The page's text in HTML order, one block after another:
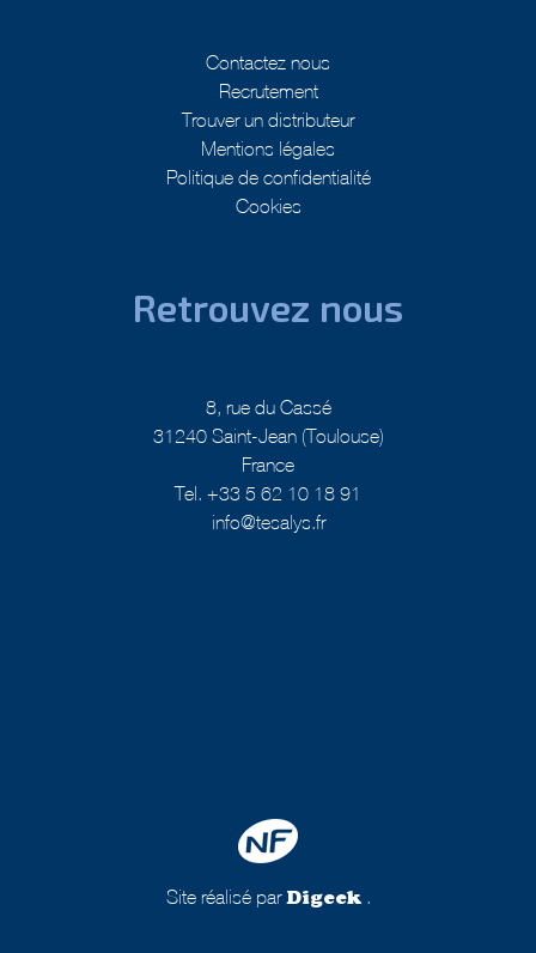
Contactez nous
Recrutement
Trouver un distributeur
Mentions légales
Politique de confidentialité
Cookies
Retrouvez nous
8, rue du Cassé
31240 Saint-Jean (Toulouse)
France
Tel. +33 5 62 10 18 91
info@tesalys.fr
Site réalisé parDigeek.